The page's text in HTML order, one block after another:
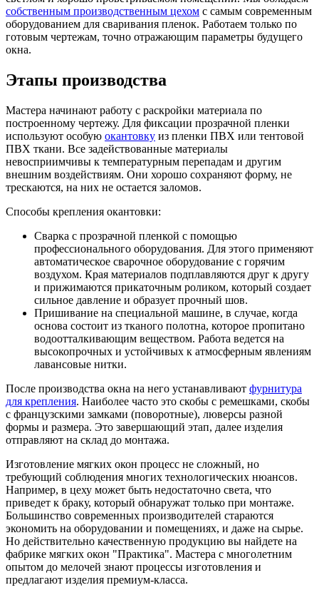
собственным производственным цехом с самым современным
оборудованием для сваривания пленок. Работаем только по
готовым чертежам, точно отражающим параметры будущего
окна.
Этапы производства
Мастера начинают работу с раскройки материала по
построенному чертежу. Для фиксации прозрачной пленки
используют особую окантовку из пленки ПВХ или тентовой
ПВХ ткани. Все задействованные материалы
невосприимчивы к температурным перепадам и другим
внешним воздействиям. Они хорошо сохраняют форму, не
трескаются, на них не остается заломов.
Способы крепления окантовки:
Сварка с прозрачной пленкой с помощью
профессионального оборудования. Для этого применяют
автоматическое сварочное оборудование с горячим
воздухом. Края материалов подплавляются друг к другу
и прижимаются прикаточным роликом, который создает
сильное давление и образует прочный шов.
Пришивание на специальной машине, в случае, когда
основа состоит из тканого полотна, которое пропитано
водоотталкивающим веществом. Работа ведется на
высокопрочных и устойчивых к атмосферным явлениям
лавансовые нитки.
После производства окна на него устанавливают фурнитура
для крепления. Наиболее часто это скобы с ремешками, скобы
с французскими замками (поворотные), люверсы разной
формы и размера. Это завершающий этап, далее изделия
отправляют на склад до монтажа.
Изготовление мягких окон процесс не сложный, но
требующий соблюдения многих технологических нюансов.
Например, в цеху может быть недостаточно света, что
приведет к браку, который обнаружат только при монтаже.
Большинство современных производителей стараются
экономить на оборудовании и помещениях, и даже на сырье.
Но действительно качественную продукцию вы найдете на
фабрике мягких окон "Практика". Мастера с многолетним
опытом до мелочей знают процессы изготовления и
предлагают изделия премиум-класса.